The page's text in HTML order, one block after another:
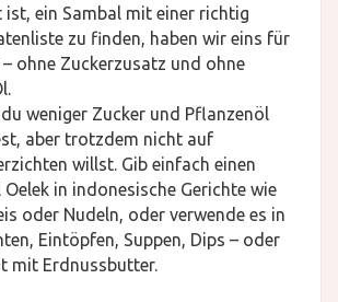
ist, ein Sambal mit einer richtig
zu finden, haben wir eins für
ohne Zuckerzusatz und ohne
weniger Zucker und Pflanzenöl
aber trotzdem nicht auf
willst. Gib einfach einen
in indonesische Gerichte wie
oder Nudeln, oder verwende es in
Eintöpfen, Suppen, Dips – oder
mit Erdnussbutter.